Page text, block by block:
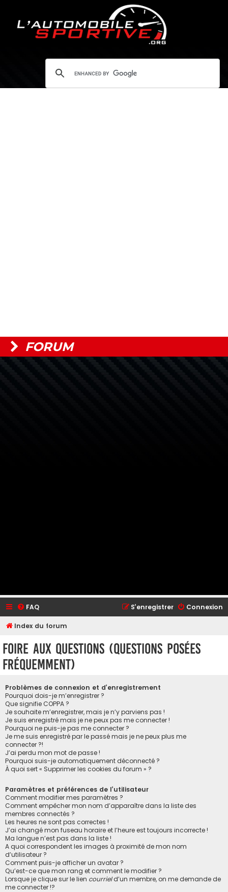
FORUM
FAQ Connexion
S’enregistrer
Index du forum
Foire aux questions (Questions posées
fréquemment)
Problèmes de connexion et d’enregistrement
Pourquoi dois-je m’enregistrer ?
Que signifie COPPA ?
Je souhaite m’enregistrer, mais je n’y parviens pas !
Je suis enregistré mais je ne peux pas me connecter !
Pourquoi ne puis-je pas me connecter ?
Je me suis enregistré par le passé mais je ne peux plus me
connecter ?!
J’ai perdu mon mot de passe !
Pourquoi suis-je automatiquement déconnecté ?
À quoi sert « Supprimer les cookies du forum » ?
Paramètres et préférences de l’utilisateur
Comment modifier mes paramètres ?
Comment empêcher mon nom d’apparaître dans la liste des
membres connectés ?
Les heures ne sont pas correctes !
J’ai changé mon fuseau horaire et l’heure est toujours incorrecte !
Ma langue n’est pas dans la liste !
A quoi correspondent les images à proximité de mon nom
d’utilisateur ?
Comment puis-je afficher un avatar ?
Qu’est-ce que mon rang et comment le modifier ?
Lorsque je clique sur le lien courrield’un membre, on me demande de
me connecter !?